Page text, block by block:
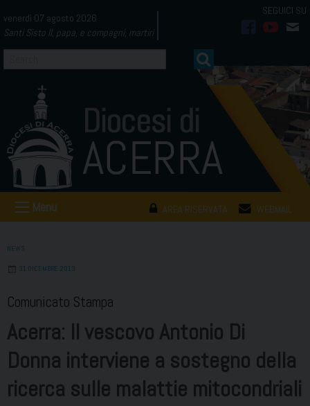
to
content
venerdì 07 agosto 2026
Santi Sisto II, papa, e compagni, martiri
AREA RISERVATA WEBMAIL
Menu
NEWS
31 DICEMBRE 2013
Comunicato Stampa
Acerra: Il vescovo Antonio Di
Donna interviene a sostegno della
ricerca sulle malattie mitocondriali